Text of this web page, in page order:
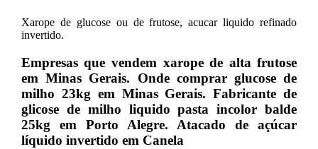
Xarope de glucose ou de frutose, acucar liquido refinado
invertido.
Empresas que vendem xarope de alta frutose
em Minas Gerais. Onde comprar glucose de
milho 23kg em Minas Gerais. Fabricante de
glicose de milho liquido pasta incolor balde
25kg em Porto Alegre. Atacado de açúcar
líquido invertido em Canela